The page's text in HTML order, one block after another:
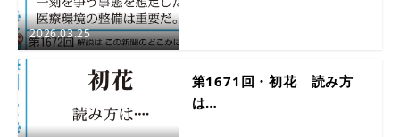
2026.03.25
第1671回・初花 読み方
は…